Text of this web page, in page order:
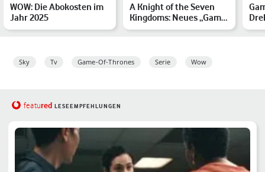
WOW: Die Abokosten im
Jahr 2025
A Knight of the Seven
Kingdoms: Neues „Game
of Thrones“-Spin-off …
Sky Tv Game-Of-Thrones Serie Wow
featured LESEEMPFEHLUNGEN